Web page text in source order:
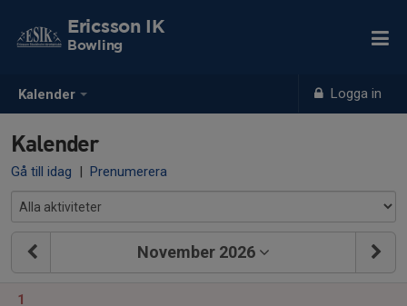
Kalender Logga in
Ericsson IK
Bowling
Kalender
Gå till idag | Prenumerera
November 2026
1